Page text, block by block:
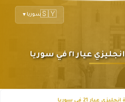
🇸🇾سوريا ▼
٢١ في سوريا
عيار 21 في سوريا